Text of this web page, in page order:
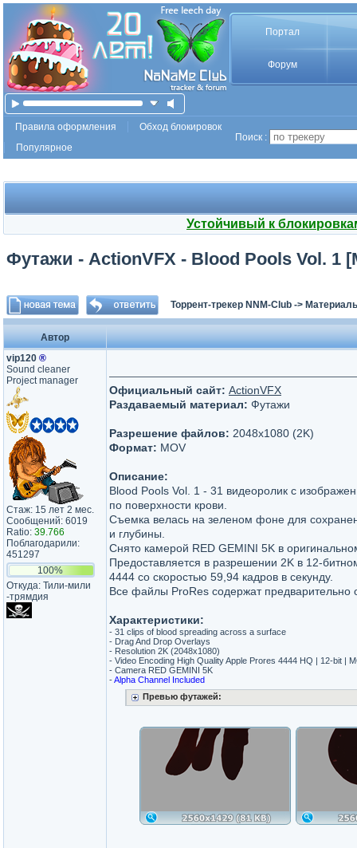
Портал
Форум
Правила оформления
Обход блокировок
Популярное
Поиск :
Устойчивый к
Футажи - ActionVFX - Blood Pools Vol. 1
Торрент-трекер NNM-Club ->
Автор
vip120 ®
Sound cleaner
Project manager
Стаж: 15 лет 2 мес.
Сообщений: 6019
Ratio: 39.766
Поблагодарили:
451297
100%
Откуда: Тили-мили​
-трямдия​
Официальный сайт: ActionVFX
Раздаваемый материал: Футажи
Разрешение файлов: 2048x1080 (2K)
Формат: MOV
Описание:
Blood Pools Vol. 1 - 31 видеоролик с
по поверхности крови.
Съемка велась на зеленом фоне для
и глубины.
Снято камерой RED GEMINI 5K в
Предоставляется в разрешении 2K в 12-
4444 со скоростью 59,94 кадров в секунду.
Все файлы ProRes содержат
Характеристики:
- 31 clips of blood spreading across a surface
- Drag And Drop Overlays
- Resolution 2K (2048x1080)
- Video Encoding High Quality Apple Prores 4444 HQ | 12-bit |
- Camera RED GEMINI 5K
-Alpha Channel Included
Превью футажей: